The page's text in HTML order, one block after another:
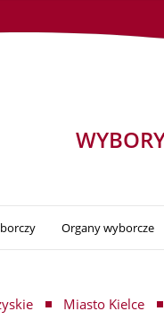
Organy wyborcze
Miasto Kielce